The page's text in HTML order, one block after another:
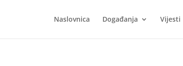
Naslovnica Događanja Vijesti